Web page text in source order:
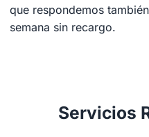
que respondemos
semana sin recargo.
Servicios